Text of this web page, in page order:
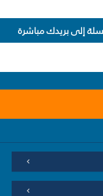
إلى بريدك مباشرة